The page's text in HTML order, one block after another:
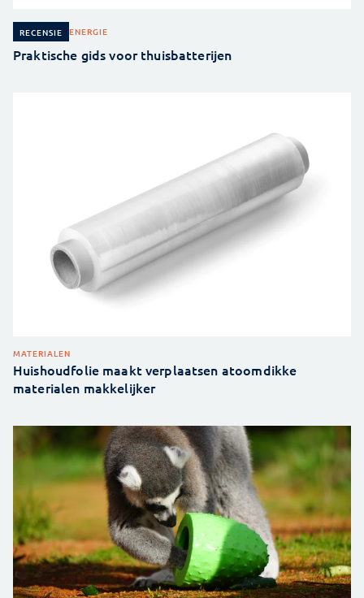
RECENSIE ENERGIE
Praktische gids voor thuisbatterijen
MATERIALEN
Huishoudfolie maakt verplaatsen atoomdikke
materialen makkelijker